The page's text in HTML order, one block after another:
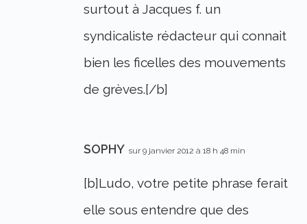
surtout à Jacques f. un
syndicaliste rédacteur qui connait
bien les ficelles des mouvements
de grèves.[/b]
SOPHY sur 9 janvier 2012 à 18 h 48 min
[b]Ludo, votre petite phrase ferait
elle sous entendre que des